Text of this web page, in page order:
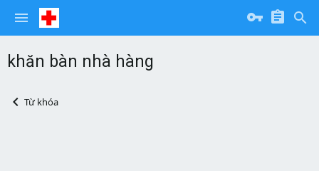
khăn bàn nhà hàng
Từ khóa